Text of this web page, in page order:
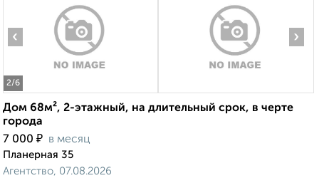
2/6
‹ ›
Дом 68м², 2-этажный, на длительный срок, в черте
города
7 000 ₽ в месяц
Планерная 35
Агентство, 07.08.2026